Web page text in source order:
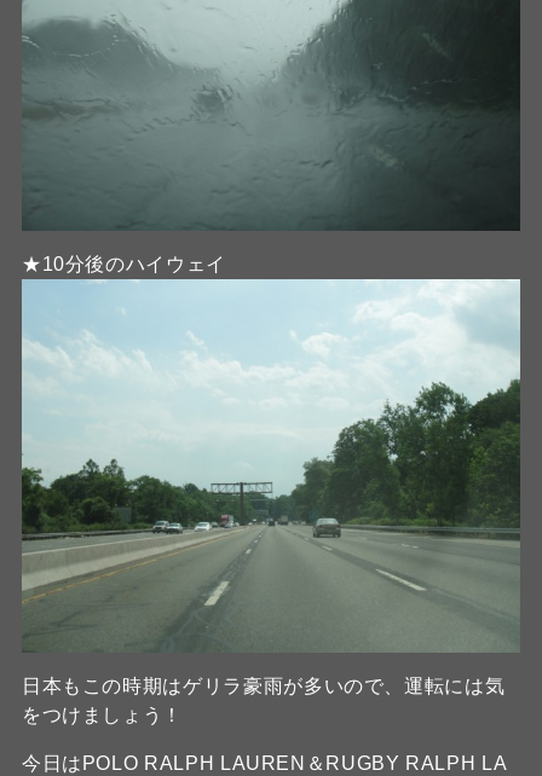
★10分後のハイウェイ
日本もこの時期はゲリラ豪雨が多いので、運転には気
をつけましょう！
今日はPOLO RALPH LAUREN＆RUGBY RALPH LA